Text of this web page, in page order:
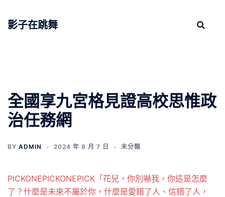
影子在跳舞
全國享九宮格見證高校思惟政
治任務網
BY ADMIN 2024 年 8 月 7 日 未分類
PICKONEPICKONEPICK「花兒，你別嚇我，你這是怎麼
了？什麼是未來不屬於你，什麼是愛錯了人、信錯了人，